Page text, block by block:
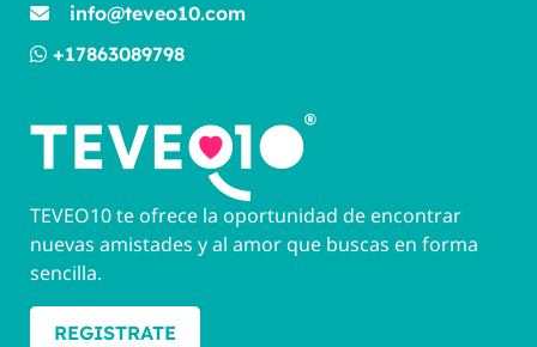
info@teveo10.com
+17863089798
TEVEO10 te ofrece la oportunidad de encontrar
nuevas amistades y al amor que buscas en forma
sencilla.
REGISTRATE